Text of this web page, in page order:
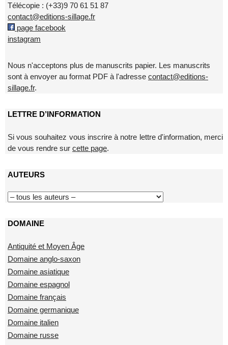
Télécopie : (+33)9 70 61 51 87
contact@editions-sillage.fr
page facebook
instagram
Nous n'acceptons plus de manuscrits papier. Les manuscrits
sont à envoyer au format PDF à l'adresse contact@editions-
sillage.fr.
LETTRE D’INFORMATION
Si vous souhaitez vous inscrire à notre lettre d'information, merci
de vous rendre sur cette page.
AUTEURS
DOMAINE
Antiquité et Moyen Âge
Domaine anglo-saxon
Domaine asiatique
Domaine espagnol
Domaine français
Domaine germanique
Domaine italien
Domaine russe